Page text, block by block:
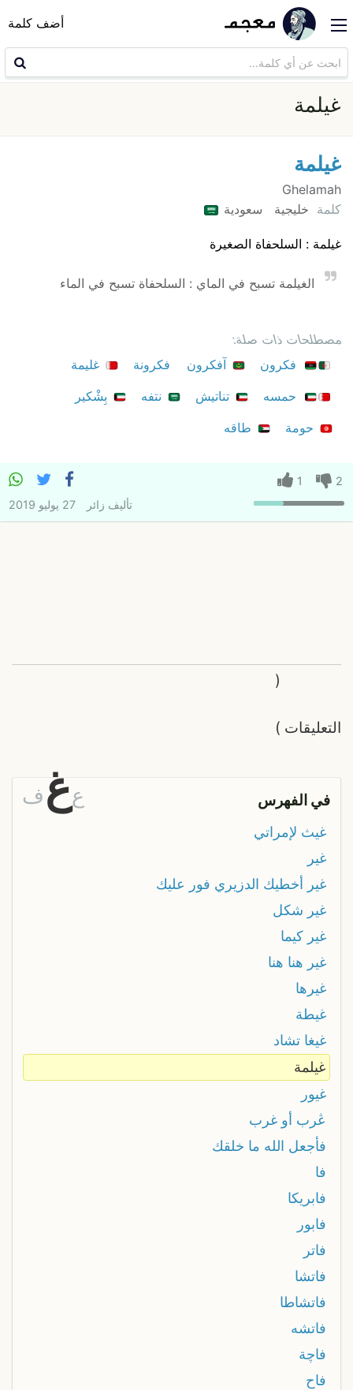
أضف كلمة
غيلمة
غيلمة
Ghelamah
كلمة خليجية سعودية
غيلمة : السلحفاة الصغيرة
الغيلمة تسبح في الماي : السلحفاة تسبح في الماء
مصطلحات ذات صلة:
فكرون
آفكرون فكرونة
غليمة
حمسه
تناتيش نتفه
بِشْكير
حومة
طاقه
2
1
تأليف زائر 27 يوليو 2019
التعليقات
(
)
في الفهرس عغف
غيث لإمراتي
غير
غير أخطيك الدزيري فور عليك
غير شكل
غير كيما
غير هنا هنا
غيرها
غيطة
غيغا تشاد
غيلمة
غيور
ڠرب أو غرب
فأجعل الله ما خلقك
فا
فابريكا
فابور
فاتر
فاتشا
فاتشاطا
فاتشه
فاچة
فاح